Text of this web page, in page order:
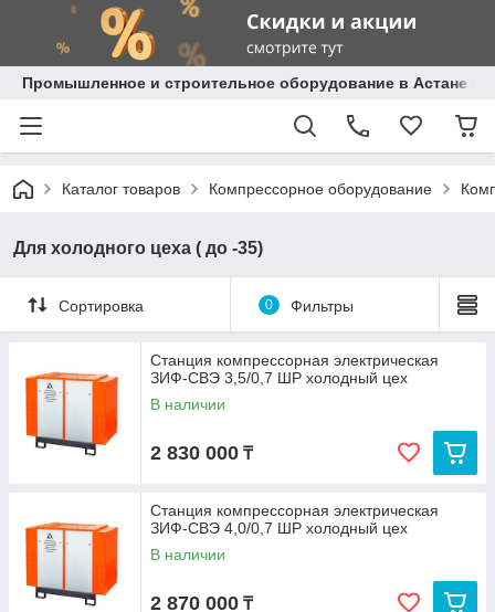
Промышленное и строительное оборудование в Астане с
Каталог товаров Компрессорное оборудование
Для холодного цеха ( до -35)
Сортировка 0 Фильтры
Станция компрессорная электрическая
ЗИФ-СВЭ 3,5/0,7 ШР холодный цех
В наличии
2 830 000 ₸
Станция компрессорная электрическая
ЗИФ-СВЭ 4,0/0,7 ШР холодный цех
В наличии
2 870 000 ₸